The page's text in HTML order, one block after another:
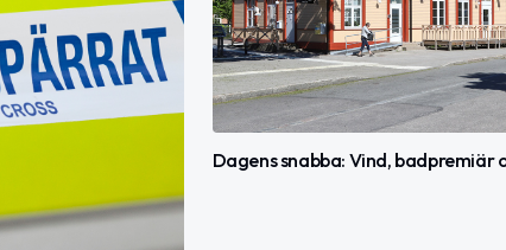
Dagens snabba: Vind, badpremiär